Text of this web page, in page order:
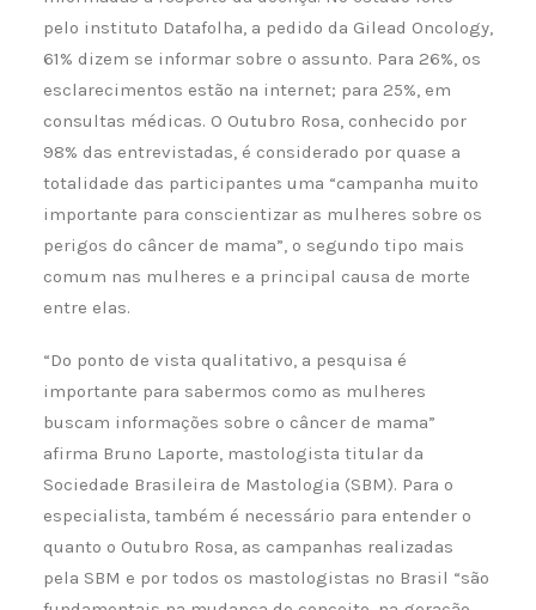
pelo instituto Datafolha, a pedido da Gilead Oncology,
61% dizem se informar sobre o assunto. Para 26%, os
esclarecimentos estão na internet; para 25%, em
consultas médicas. O Outubro Rosa, conhecido por
98% das entrevistadas, é considerado por quase a
totalidade das participantes uma “campanha muito
importante para conscientizar as mulheres sobre os
perigos do câncer de mama”, o segundo tipo mais
comum nas mulheres e a principal causa de morte
entre elas.
“Do ponto de vista qualitativo, a pesquisa é
importante para sabermos como as mulheres
buscam informações sobre o câncer de mama”
afirma Bruno Laporte, mastologista titular da
Sociedade Brasileira de Mastologia (SBM). Para o
especialista, também é necessário para entender o
quanto o Outubro Rosa, as campanhas realizadas
pela SBM e por todos os mastologistas no Brasil “são